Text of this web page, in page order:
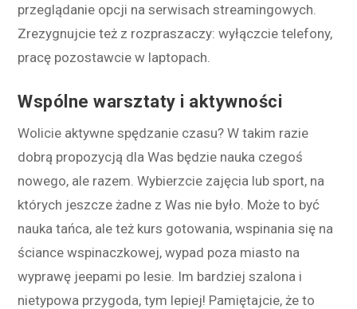
przeglądanie opcji na serwisach streamingowych.
Zrezygnujcie też z rozpraszaczy: wyłączcie telefony,
pracę pozostawcie w laptopach.
Wspólne warsztaty i aktywności
Wolicie aktywne spędzanie czasu? W takim razie
dobrą propozycją dla Was będzie nauka czegoś
nowego, ale razem. Wybierzcie zajęcia lub sport, na
których jeszcze żadne z Was nie było. Może to być
nauka tańca, ale też kurs gotowania, wspinania się na
ściance wspinaczkowej, wypad poza miasto na
wyprawę jeepami po lesie. Im bardziej szalona i
nietypowa przygoda, tym lepiej! Pamiętajcie, że to